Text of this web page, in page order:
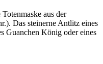
aus der
Das steinerne Antlitz eines
Guanchen König oder eines